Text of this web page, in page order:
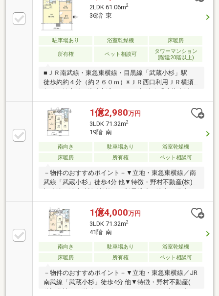
LD含む3室が南面バルコニーに面します・コンシェル
ジュサービス有▼設備・床暖房(LD)・食洗機・ディス
ポーザー・ミストサウナ▼周辺環境・イトーヨーカド
ー武蔵小杉駅前店 徒歩3分(約210m)■ ご希望の住まい
探しをお手伝いします ━━━━━・・・物件の詳細・
ご相談はお気軽にお問い合わせください。
2LDK 61.06m2
36階 東
駐車場あり 浴室乾燥機 床暖房
所有権 ペット相談可
タワーマンション
(階建20階以上)
■ＪＲ南武線・東急東横線・目黒線「武蔵小杉」駅
徒歩約約４分（約２６０ｍ）※ＪＲ西口利用ＪＲ横須
駅 徒歩約１０分（約７３０ｍ）※ＪＲ網島街道改札
使用計７路線利用可能。都内や横浜、さらには新横浜
方面への移動がスムーズです。■駅周辺には大規模な
商業施設が集中しており、日用品の買い出しから休日
のショッピングまで駅周辺で完結します。■地上４５
階建３６階部分・ＬＤＫ約１６．７帖
1億2,980万円
3LDK 71.32m2
19階 南
南向き 駐車場あり
浴室乾燥機
床暖房
所有権 ペット相談可
－物件のおすすめポイント－▼立地・東急東横線／南
武線「武蔵小杉」徒歩4分 他▼特徴・野村不動産(株)他
ワーレジデンス・売主様が室内を大変きれいにご利用
されております・横浜方面の眺望がきれいに抜ける南
向き住戸です・食洗機・ディスポーザー搭載のL字型
キッチン・主寝室にWICを設置・24時間ゴミ出し可
能・ペット飼育可能(細則有)、足洗い場有▼設備・床
暖房(LD)・ミストサウナ／浴室乾燥機・トリプルセキ
ュリティシステム・宅配ボックス■物件の詳細・ご相
1億4,000万円
3LDK 71.32m2
41階 南
南向き 駐車場あり
浴室乾燥機
床暖房
所有権 ペット相談可
－物件のおすすめポイント－▼立地・東急東横線／JR
南武線「武蔵小杉」徒歩4分 他▼特徴・野村不動産(株)